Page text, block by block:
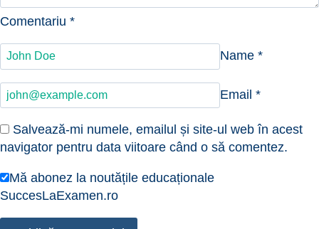
Comentariu *
Name *
Email *
Salvează-mi numele, emailul și site-ul web în acest
navigator pentru data viitoare când o să comentez.
Mă abonez la noutățile educaționale
SuccesLaExamen.ro